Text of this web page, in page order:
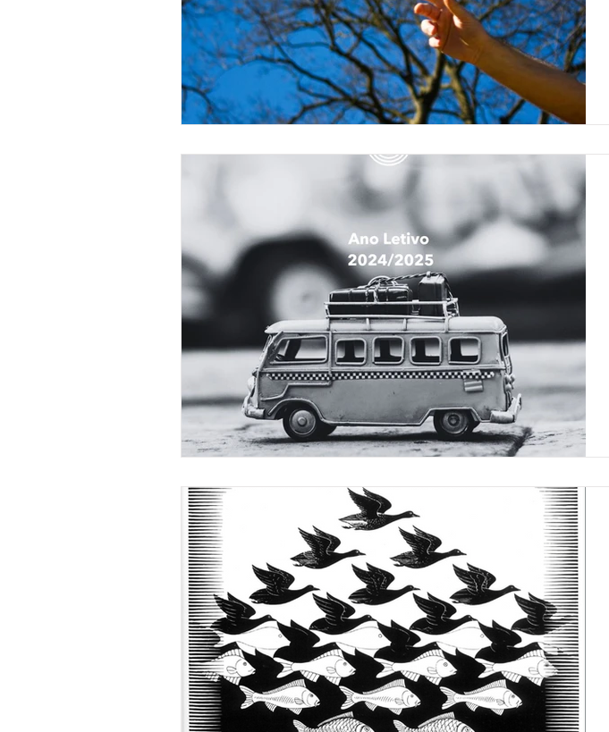
Consulta Psicológica de Jovens e Ad Luto Depressão
Identidade Eneagrama Professores Educação
Parentalidade